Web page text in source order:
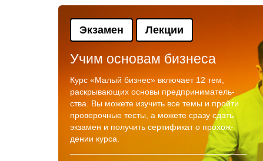
Экзамен Лекции
Учим основам бизнеса
Курс «Малый бизнес» включает 12 тем,
раскрывающих основы предприниматель-
ства. Вы можете изучить все темы и пройти
проверочные тесты, а можете сразу сдать
экзамен и получить сертификат о прохож-
дении курса.